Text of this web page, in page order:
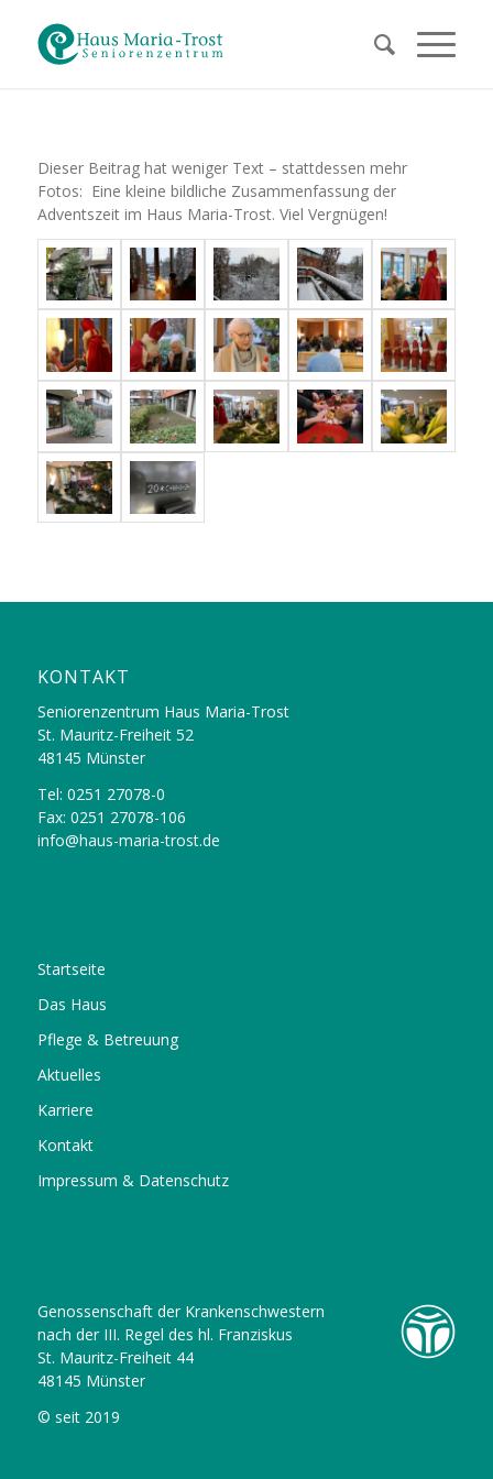
Dieser Beitrag hat weniger Text – stattdessen mehr
Fotos: Eine kleine bildliche Zusammenfassung der
Adventszeit im Haus Maria-Trost. Viel Vergnügen!
KONTAKT
Seniorenzentrum Haus Maria-Trost
St. Mauritz-Freiheit 52
48145 Münster
Tel: 0251 27078-0
Fax: 0251 27078-106
info@haus-maria-trost.de
Startseite
Das Haus
Pflege & Betreuung
Aktuelles
Karriere
Kontakt
Impressum & Datenschutz
Genossenschaft der Krankenschwestern
nach der III. Regel des hl. Franziskus
St. Mauritz-Freiheit 44
48145 Münster
© seit 2019